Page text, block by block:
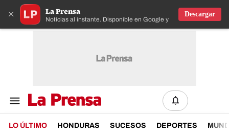
× La Prensa
Noticias al instante. Disponible en Google y IOS
Descargar
LO ÚLTIMO HONDURAS SUCESOS DEPORTES